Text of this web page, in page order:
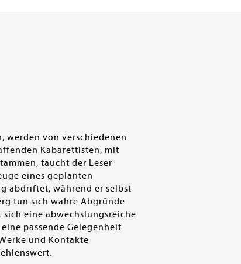
werden von verschiedenen
Kabarettisten, mit
taucht der Leser
eines geplanten
abdriftet, während er selbst
tun sich wahre Abgründe
eine abwechslungsreiche
passende Gelegenheit
und Kontakte